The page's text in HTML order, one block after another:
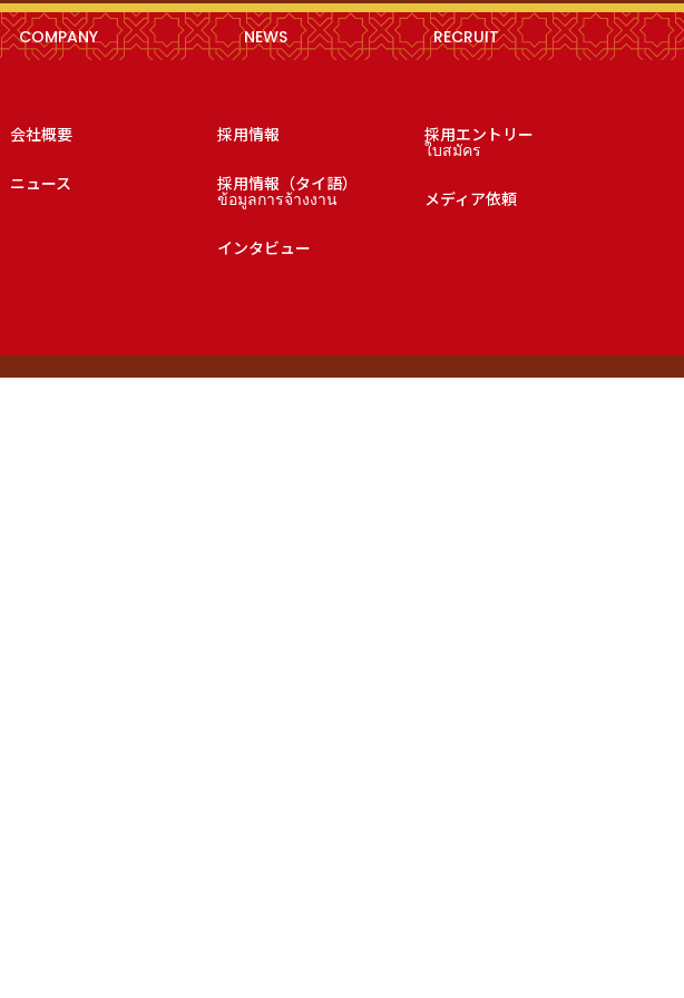
COMPANY NEWS RECRUIT
会社概要
ニュース
採用情報
採用情報（タイ語）
ข้อมูลการจ้างงาน
インタビュー
採用エントリー
ใบสมัคร
メディア依頼